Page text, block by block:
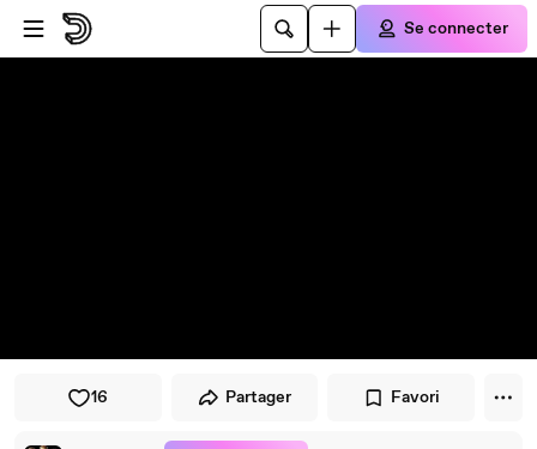
Passer au player
Passer au contenu principal
Se connecter
16 Partager Favori